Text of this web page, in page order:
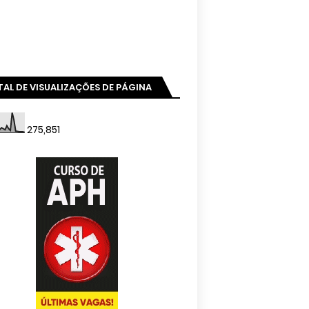
DE VISUALIZAÇÕES DE PÁGINA
275,851